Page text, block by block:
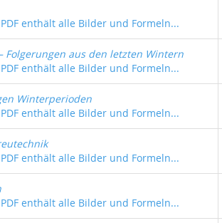
enthält alle Bilder und Formeln...
aus den letzten Wintern
enthält alle Bilder und Formeln...
Winterperioden
enthält alle Bilder und Formeln...
enthält alle Bilder und Formeln...
enthält alle Bilder und Formeln...